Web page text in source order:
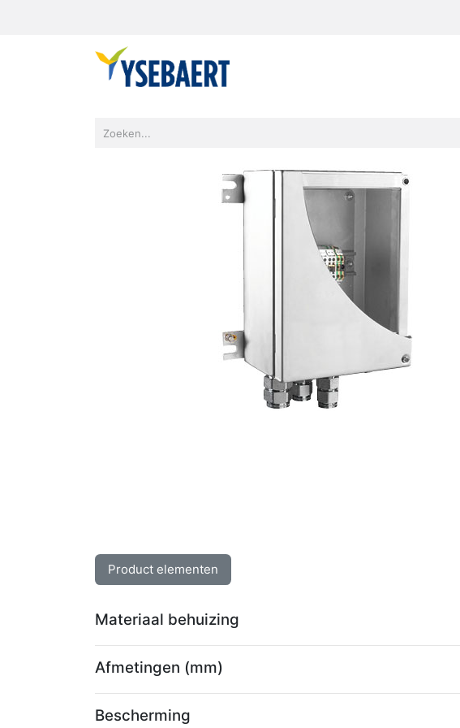
Product elementen
Materiaal behuizing
Afmetingen (mm)
Bescherming